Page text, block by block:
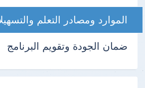
الموارد ومصادر التعلم
ضمان الجودة وتقويم البرنامج